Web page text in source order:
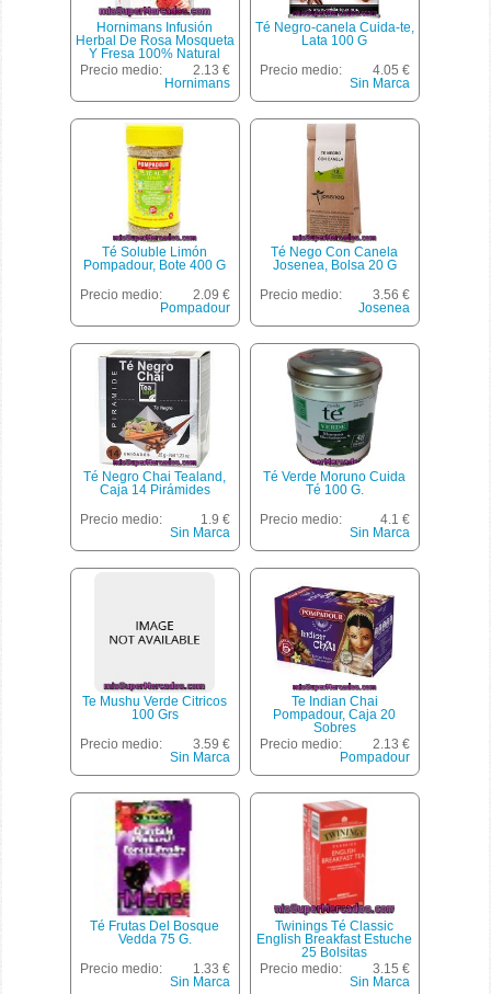
Hornimans Infusión
Herbal De Rosa Mosqueta
Y Fresa 100% Natural
Estuche 20 Unidades
Precio medio:
2.13 €
Hornimans
Té Negro-canela Cuida-te,
Lata 100 G
Precio medio:
4.05 €
Sin Marca
Té Soluble Limón
Pompadour, Bote 400 G
Precio medio:
2.09 €
Pompadour
Té Nego Con Canela
Josenea, Bolsa 20 G
Precio medio:
3.56 €
Josenea
Té Negro Chai Tealand,
Caja 14 Pirámides
Precio medio:
1.9 €
Sin Marca
Té Verde Moruno Cuida
Té 100 G.
Precio medio:
4.1 €
Sin Marca
Te Mushu Verde Citricos
100 Grs
Precio medio:
3.59 €
Sin Marca
Te Indian Chai
Pompadour, Caja 20
Sobres
Precio medio:
2.13 €
Pompadour
Té Frutas Del Bosque
Vedda 75 G.
Precio medio:
1.33 €
Sin Marca
Twinings Té Classic
English Breakfast Estuche
25 Bolsitas
Precio medio:
3.15 €
Sin Marca